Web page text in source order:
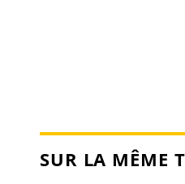
SUR LA MÊME